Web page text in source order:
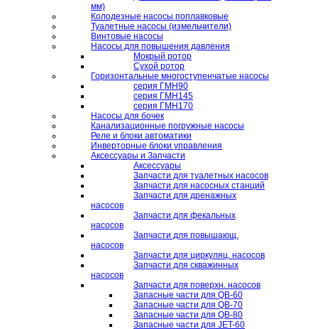
мм)
Колодезные насосы поплавковые
Туалетные насосы (измельчители)
Винтовые насосы
Насосы для повышения давления
Мокрый ротор
Сухой ротор
Горизонтальные многоступенчатые насосы
серия ГМН90
серия ГМН145
серия ГМН170
Насосы для бочек
Канализационные погружные насосы
Реле и блоки автоматики
Инверторные блоки управления
Аксессуары и Запчасти
Аксессуары
Запчасти для туалетных насосов
Запчасти для насосных станций
Запчасти для дренажных
насосов
Запчасти для фекальных
насосов
Запчасти для повышающ.
насосов
Запчасти для циркуляц. насосов
Запчасти для скважинных
насосов
Запчасти для поверхн. насосов
Запасные части для QB-60
Запасные части для QB-70
Запасные части для QB-80
Запасные части для JET-60